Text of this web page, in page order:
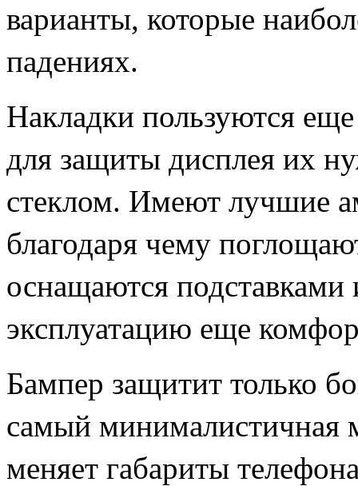
варианты, которые
падениях.
Накладки пользуются
для защиты дисплея их
стеклом. Имеют лучшие
благодаря чему
оснащаются подставками
эксплуатацию еще
Бампер защитит только
самый минималистичная
меняет габариты